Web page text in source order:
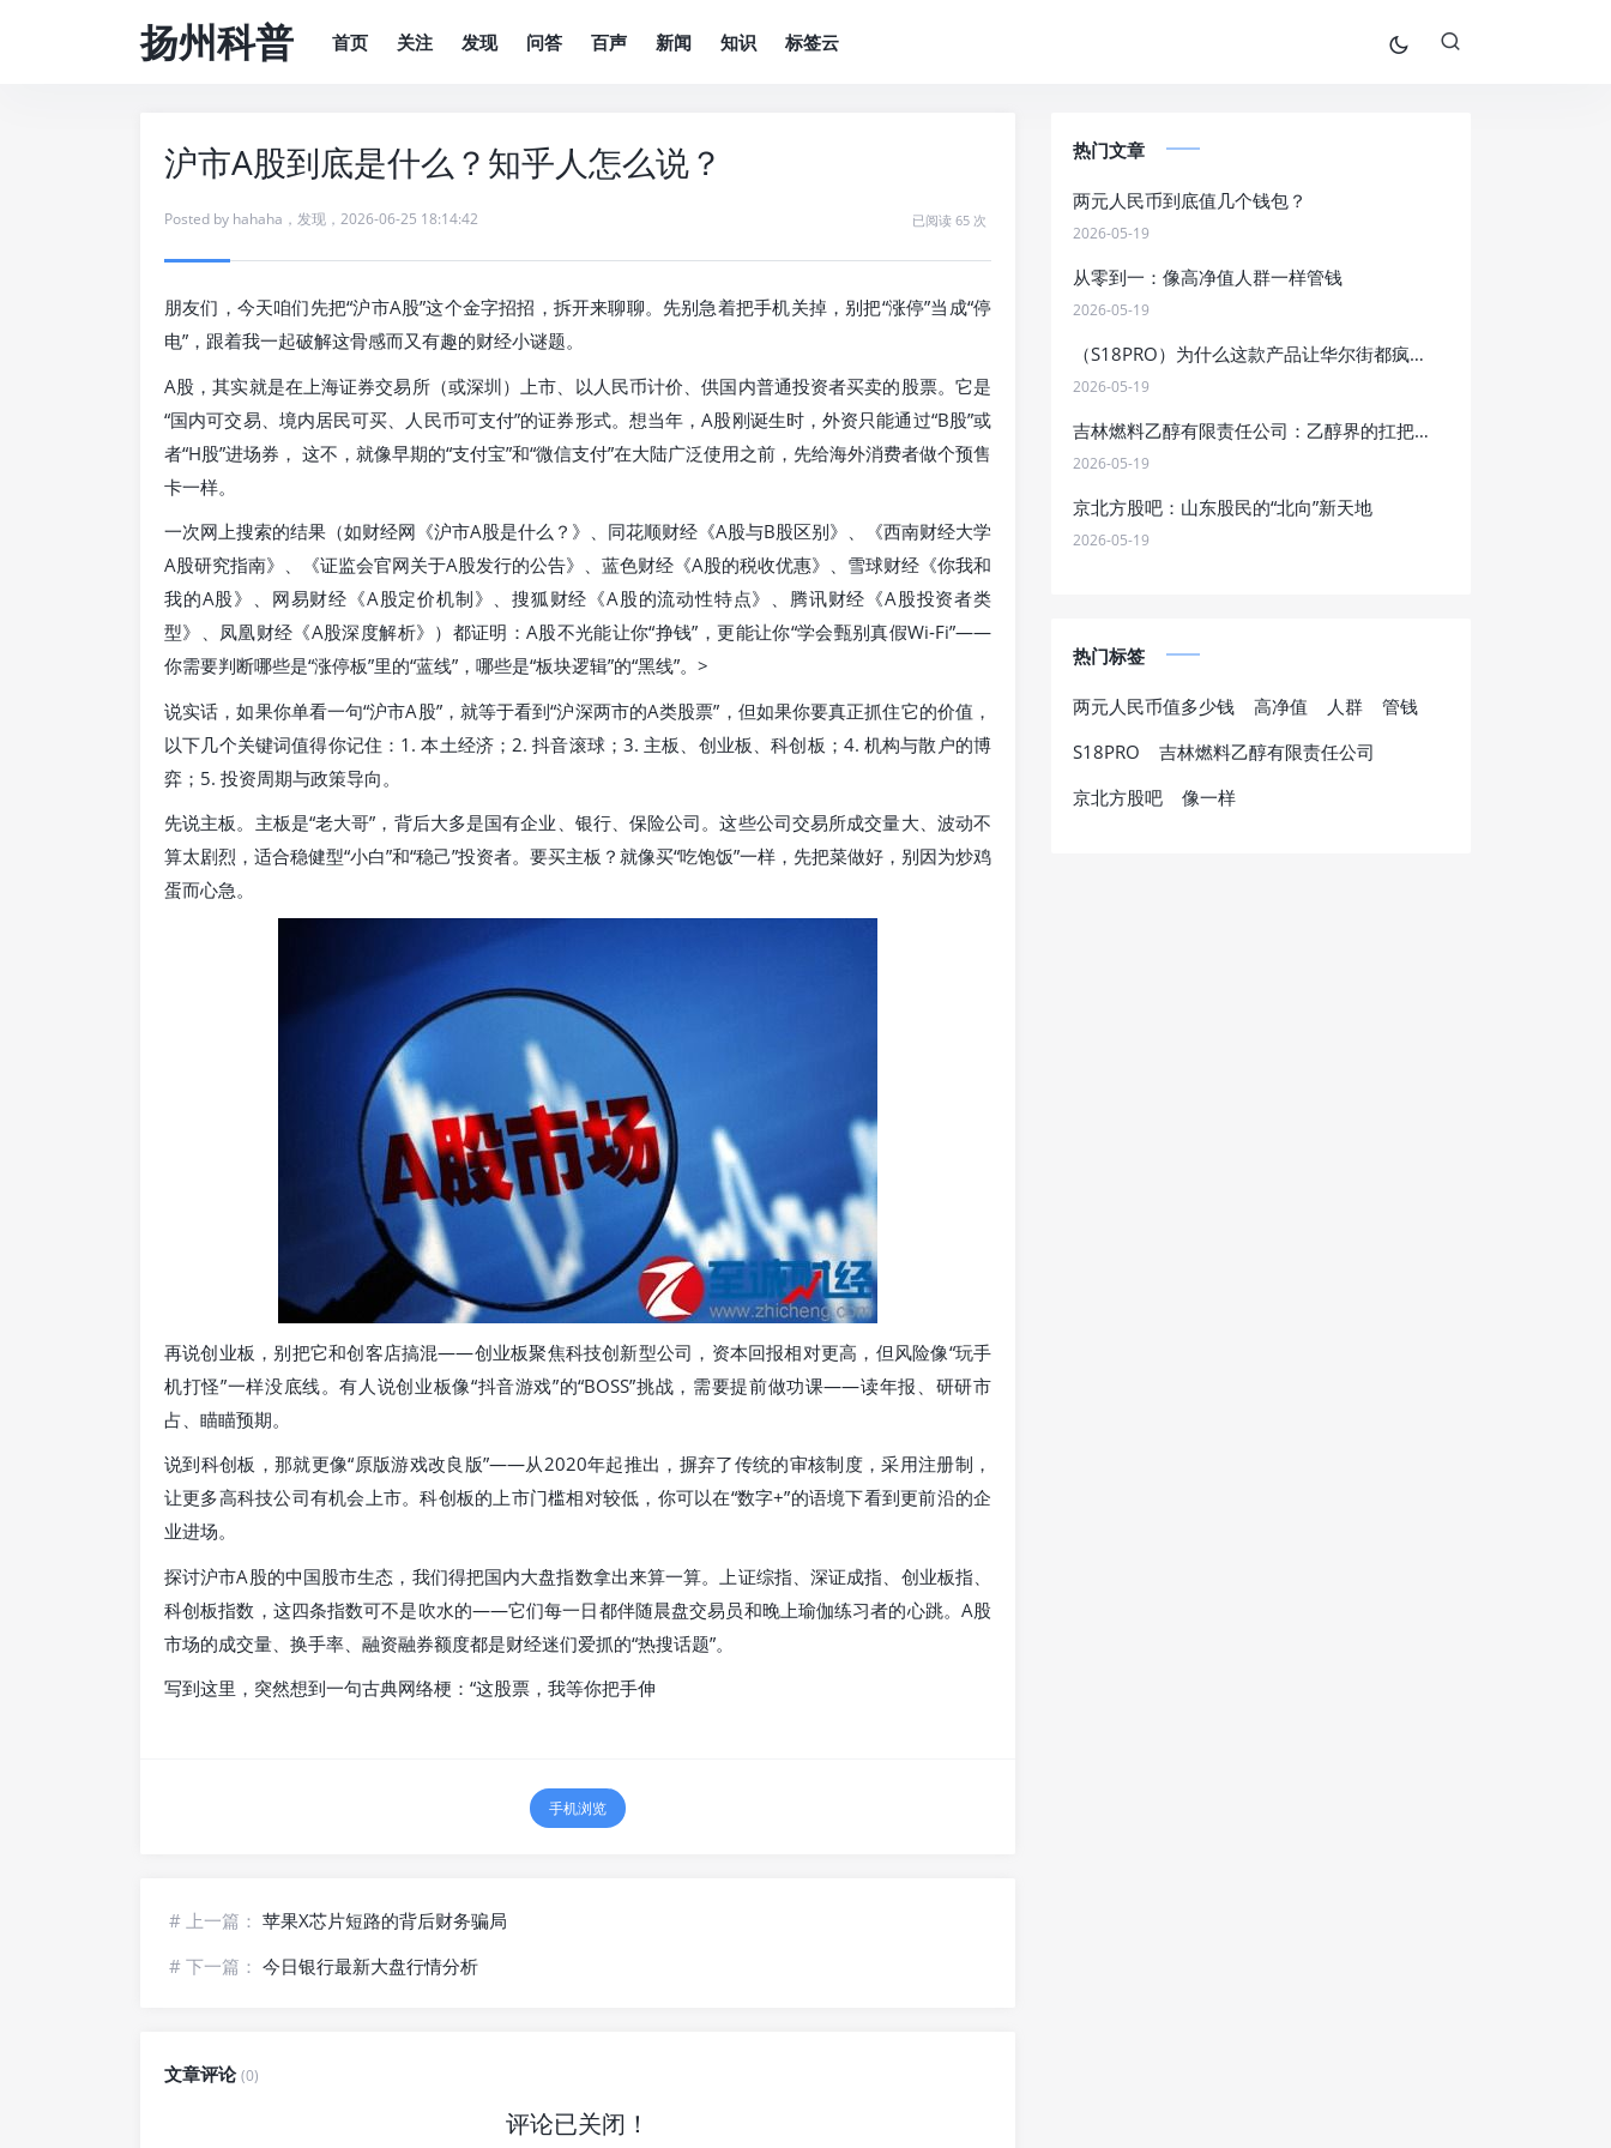
扬州科普 首页 关注 发现 问答 百声 新闻 知识 标签云
沪市A股到底是什么？知乎人怎么说？
Posted by hahaha ， 发现 ， 2026-06-25 18:14:42 已阅读 65 次
朋友们，今天咱们先把“沪市A股”这个金字招招，拆开来聊聊。先别急着把手机关掉，别把“涨停”当成“停
电”，跟着我一起破解这骨感而又有趣的财经小谜题。
A股，其实就是在上海证券交易所（或深圳）上市、以人民币计价、供国内普通投资者买卖的股票。它是
“国内可交易、境内居民可买、人民币可支付”的证券形式。想当年，A股刚诞生时，外资只能通过“B股”或
者“H股”进场券， 这不，就像早期的“支付宝”和“微信支付”在大陆广泛使用之前，先给海外消费者做个预售
卡一样。
一次网上搜索的结果（如财经网《沪市A股是什么？》、同花顺财经《A股与B股区别》、《西南财经大学
A股研究指南》、《证监会官网关于A股发行的公告》、蓝色财经《A股的税收优惠》、雪球财经《你我和
我的A股》、网易财经《A股定价机制》、搜狐财经《A股的流动性特点》、腾讯财经《A股投资者类
型》、凤凰财经《A股深度解析》）都证明：A股不光能让你“挣钱”，更能让你“学会甄别真假Wi‑Fi”——
你需要判断哪些是“涨停板”里的“蓝线”，哪些是“板块逻辑”的“黑线”。>
说实话，如果你单看一句“沪市A股”，就等于看到“沪深两市的A类股票”，但如果你要真正抓住它的价值，
以下几个关键词值得你记住：1. 本土经济；2. 抖音滚球；3. 主板、创业板、科创板；4. 机构与散户的博
弈；5. 投资周期与政策导向。
先说主板。主板是“老大哥”，背后大多是国有企业、银行、保险公司。这些公司交易所成交量大、波动不
算太剧烈，适合稳健型“小白”和“稳己”投资者。要买主板？就像买“吃饱饭”一样，先把菜做好，别因为炒鸡
蛋而心急。
再说创业板，别把它和创客店搞混——创业板聚焦科技创新型公司，资本回报相对更高，但风险像“玩手
机打怪”一样没底线。有人说创业板像“抖音游戏”的“BOSS”挑战，需要提前做功课——读年报、研研市
占、瞄瞄预期。
说到科创板，那就更像“原版游戏改良版”——从2020年起推出，摒弃了传统的审核制度，采用注册制，
让更多高科技公司有机会上市。科创板的上市门槛相对较低，你可以在“数字+”的语境下看到更前沿的企
业进场。
探讨沪市A股的中国股市生态，我们得把国内大盘指数拿出来算一算。上证综指、深证成指、创业板指、
科创板指数，这四条指数可不是吹水的——它们每一日都伴随晨盘交易员和晚上瑜伽练习者的心跳。A股
市场的成交量、换手率、融资融券额度都是财经迷们爱抓的“热搜话题”。
写到这里，突然想到一句古典网络梗：“这股票，我等你把手伸
手机浏览
# 上一篇： 苹果X芯片短路的背后财务骗局
# 下一篇： 今日银行最新大盘行情分析
文章评论(0)
评论已关闭！
热门文章
两元人民币到底值几个钱包？
2026-05-19
从零到一：像高净值人群一样管钱
2026-05-19
（S18PRO）为什么这款产品让华尔街都疯狂了？
2026-05-19
吉林燃料乙醇有限责任公司：乙醇界的扛把子，燃料界的段子手
2026-05-19
京北方股吧：山东股民的“北向”新天地
2026-05-19
热门标签
两元人民币值多少钱 高净值 人群
管钱
S18PRO
吉林燃料乙醇有限责任公司
京北方股吧
像一样